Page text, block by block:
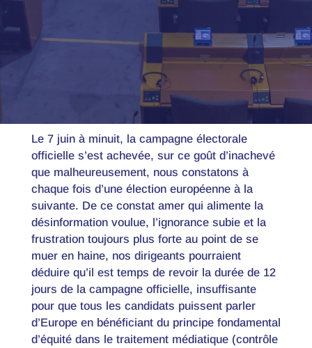
Le 7 juin à minuit, la campagne électorale
officielle s’est achevée, sur ce goût d’inachevé
que malheureusement, nous constatons à
chaque fois d’une élection européenne à la
suivante. De ce constat amer qui alimente la
désinformation voulue, l’ignorance subie et la
frustration toujours plus forte au point de se
muer en haine, nos dirigeants pourraient
déduire qu’il est temps de revoir la durée de 12
jours de la campagne officielle, insuffisante
pour que tous les candidats puissent parler
d’Europe en bénéficiant du principe fondamental
d’équité dans le traitement médiatique (contrôle